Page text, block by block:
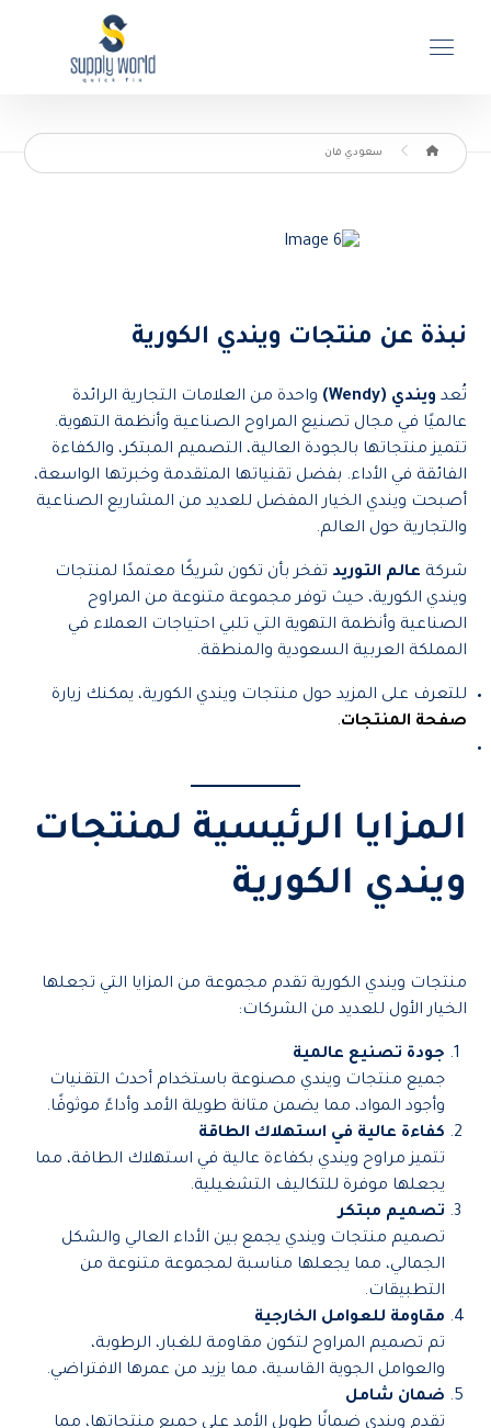
سعودي فان
نبذة عن منتجات ويندي الكورية
تُعد ويندي (Wendy)
واحدة من العلامات التجارية الرائدة
عالميًا في مجال تصنيع المراوح الصناعية وأنظمة التهوية.
تتميز منتجاتها بالجودة العالية، التصميم المبتكر، والكفاءة
الفائقة في الأداء. بفضل تقنياتها المتقدمة وخبرتها الواسعة،
أصبحت ويندي الخيار المفضل للعديد من المشاريع الصناعية
والتجارية حول العالم.
شركة عالم التوريد تفخر بأن تكون شريكًا معتمدًا لمنتجات
ويندي الكورية، حيث توفر مجموعة متنوعة من المراوح
الصناعية وأنظمة التهوية التي تلبي احتياجات العملاء في
المملكة العربية السعودية والمنطقة.
للتعرف على المزيد حول منتجات ويندي الكورية، يمكنك زيارة
صفحة المنتجات.
المزايا الرئيسية لمنتجات
ويندي الكورية
منتجات ويندي الكورية تقدم مجموعة من المزايا التي تجعلها
الخيار الأول للعديد من الشركات:
جودة تصنيع عالمية
جميع منتجات ويندي مصنوعة باستخدام أحدث التقنيات
وأجود المواد، مما يضمن متانة طويلة الأمد وأداءً موثوقًا.
كفاءة عالية في استهلاك الطاقة
تتميز مراوح ويندي بكفاءة عالية في استهلاك الطاقة، مما
يجعلها موفرة للتكاليف التشغيلية.
تصميم مبتكر
تصميم منتجات ويندي يجمع بين الأداء العالي والشكل
الجمالي، مما يجعلها مناسبة لمجموعة متنوعة من
التطبيقات.
مقاومة للعوامل الخارجية
تم تصميم المراوح لتكون مقاومة للغبار، الرطوبة،
والعوامل الجوية القاسية، مما يزيد من عمرها الافتراضي.
ضمان شامل
تقدم ويندي ضمانًا طويل الأمد على جميع منتجاتها، مما